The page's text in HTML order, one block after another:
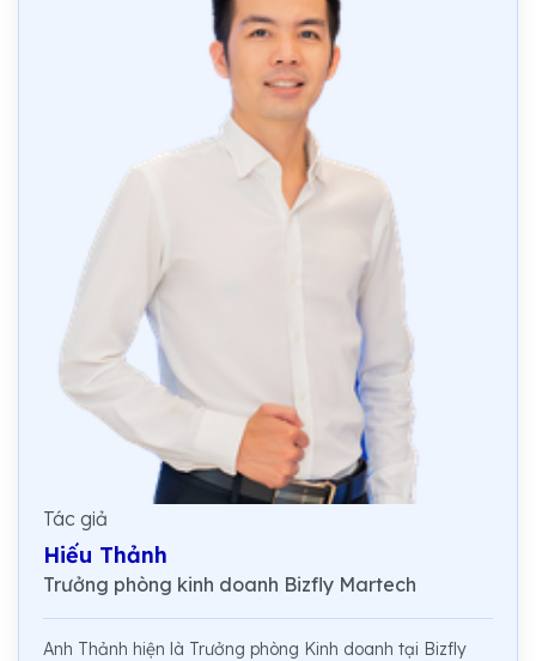
Tác giả
Hiếu Thảnh
Trưởng phòng kinh doanh Bizfly Martech
Anh Thảnh hiện là Trưởng phòng Kinh doanh tại Bizfly